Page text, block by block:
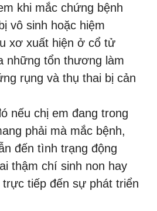
khi mắc chứng bệnh
vô sinh hoặc hiệm
xơ xuất hiện ở cổ tử
những tổn thương làm
rụng và thụ thai bị cản
nếu chị em đang trong
phải mà mắc bệnh,
đến tình trạng động
thậm chí sinh non hay
tiếp đến sự phát triển